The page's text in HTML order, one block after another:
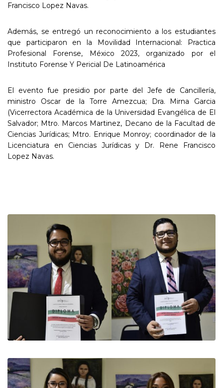
Francisco Lopez Navas.
Además, se entregó un reconocimiento a los estudiantes
que participaron en la Movilidad Internacional: Practica
Profesional Forense, México 2023, organizado por el
Instituto Forense Y Pericial De Latinoamérica
El evento fue presidio por parte del Jefe de Cancillería,
ministro Oscar de la Torre Amezcua; Dra. Mirna Garcia
(Vicerrectora Académica de la Universidad Evangélica de El
Salvador; Mtro. Marcos Martinez, Decano de la Facultad de
Ciencias Jurídicas; Mtro. Enrique Monroy; coordinador de la
Licenciatura en Ciencias Jurídicas y Dr. Rene Francisco
Lopez Navas.